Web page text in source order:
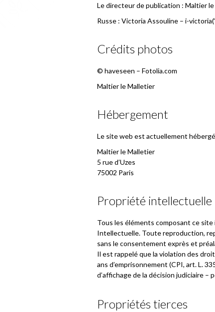
Le directeur de publication : Maltier
Russe : Victoria Assouline – i-
Crédits photos
© haveseen – Fotolia.com
Maltier le Malletier
Hébergement
Le site web est actuellement
Maltier le Malletier
5 rue d’Uzes
75002 Paris
Propriété intellectuelle
Tous les éléments composant ce
Intellectuelle. Toute reproduction,
sans le consentement exprès et
Il est rappelé que la violation des
ans d’emprisonnement (CPI, art. L.
d’affichage de la décision judiciaire
Propriétés tierces